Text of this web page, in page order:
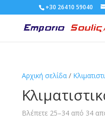
+30 26410 59040
Αρχική σελίδα/
Βλέπετε 25–34 από 34